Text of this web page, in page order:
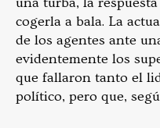
cogerla a bala. La
de los agentes ante
evidentemente los
que fallaron tanto el
político, pero que,